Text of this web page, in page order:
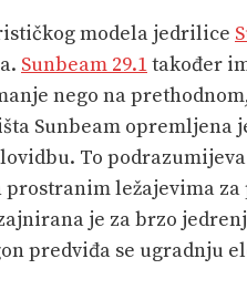
modela jedrilice
Sunbeam 29.1također
nego na
Sunbeam opremljena
To
ležajevima
je za brzo
predviđa se ugradnju